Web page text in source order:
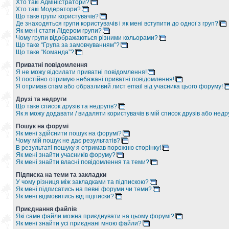
Хто такі Адміністратори?
Хто такі Модератори?
Що таке групи користувачів?
Де знаходяться групи користувачів і як мені вступити до одної з груп?
Як мені стати Лідером групи?
Чому групи відображаються різними кольорами?
Що таке “Група за замовчуванням”?
Що таке “Команда”?
Приватні повідомлення
Я не можу відсилати приватні повідомлення!
Я постійно отримую небажані приватні повідомлення!
Я отримав спам або образливий лист email від учасника цього форуму!
Друзі та недруги
Що таке список друзів та недругів?
Як я можу додавати / видаляти користувачів в мій список друзів або
Пошук на форумі
Як мені здійснити пошук на форумі?
Чому мій пошук не дає результатів?
В результаті пошуку я отримав порожню сторінку!
Як мені знайти учасників форуму?
Як мені знайти власні повідомлення та теми?
Підписка на теми та закладки
У чому різниця між закладками та підпискою?
Як мені підписатись на певні форуми чи теми?
Як мені відмовитись від підписки?
Приєднання файлів
Які саме файли можна приєднувати на цьому форумі?
Як мені знайти усі приєднані мною файли?